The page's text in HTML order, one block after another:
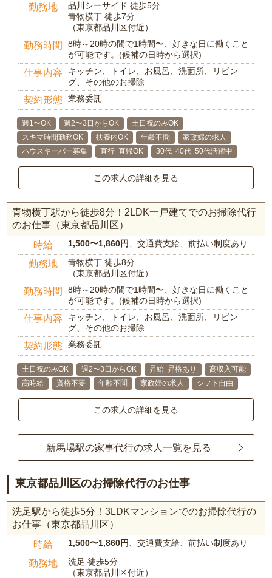
勤務地
品川シーサイド 徒歩5分
青物横丁 徒歩7分
（東京都品川区付近）
勤務時間
8時～20時の間で1時間〜、好きな日に働くこと
が可能です。(候補の日時から選択)
仕事内容
キッチン、トイレ、お風呂、洗面所、リビン
グ、その他のお掃除
契約形態 業務委託
週1〜OK 週2〜3日からOK
土日祝のみOK
スキマ時間勤務OK
扶養内OK 年齢不問
家政婦の求人
ハウスキーパー募集
直行･直帰OK 30代･40代･50代活躍中
この求人の詳細を見る
青物横丁駅から徒歩8分！2LDK一戸建てでのお掃除代行
のお仕事（東京都品川区）
時給 1,500〜1,860円、交通費支給、前払い制度あり
勤務地
青物横丁 徒歩8分
（東京都品川区付近）
勤務時間
8時～20時の間で1時間〜、好きな日に働くこと
が可能です。(候補の日時から選択)
仕事内容
キッチン、トイレ、お風呂、洗面所、リビン
グ、その他のお掃除
契約形態 業務委託
土日祝のみOK 週2〜3日からOK 昇給･昇格あり
高収入可能
高時給
資格不要 年齢不問 家政婦の求人 シフト自由
この求人の詳細を見る
新馬場駅の家事代行の求人一覧を見る
東京都品川区のお掃除代行のお仕事
洗足駅から徒歩5分！3LDKマンションでのお掃除代行の
お仕事（東京都品川区）
時給 1,500〜1,860円 、交通費支給、前払い制度あり
勤務地
洗足 徒歩5分
（東京都品川区付近）